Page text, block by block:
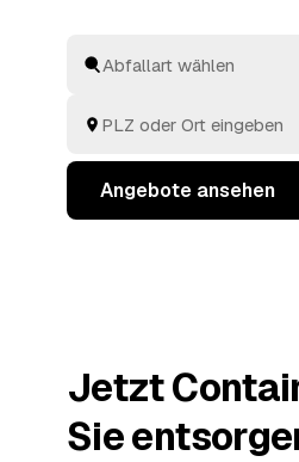
kümmern müssen. Sie
stimmt.
Angebote ansehen
Jetzt
Sie